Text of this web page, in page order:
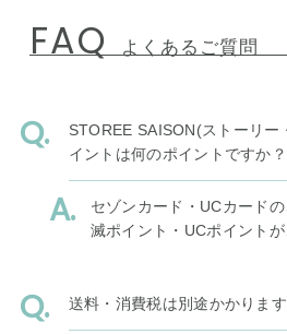
FAQ よくあるご質問
STOREE SAISON(ストーリー
イントは何のポイントですか？
セゾンカード・UCカード
滅ポイント・UCポイントが
送料・消費税は別途かかります